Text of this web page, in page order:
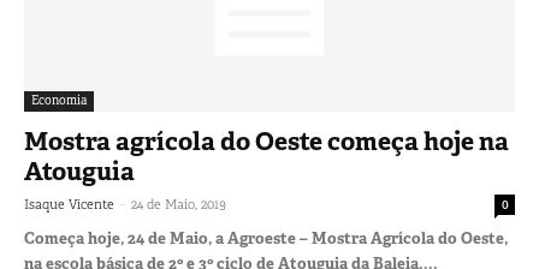
Economia
Mostra agrícola do Oeste começa hoje na
Atouguia
Isaque Vicente - 24 de Maio, 2019 0
Começa hoje, 24 de Maio, a Agroeste – Mostra Agrícola do Oeste,
na escola básica de 2º e 3º ciclo de Atouguia da Baleia....